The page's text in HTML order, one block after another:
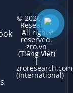
© 2026 ZRO
Research.
All rights
reserved.
zro.vn
(Tiếng Việt)
|
zroresearch.com
(International)